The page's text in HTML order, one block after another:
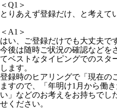
＜Q1＞
とりあえず登録だけ、と考えて
＜A1＞
はい、
ご登録だけでも大丈夫で
今後は随時ご状況の確認などを
てベストなタイピングでのスタ
します。
登録時のヒアリングで「現在の
ますので、「年明け1月から働
い」などのお考えをお持ちでし
せください。